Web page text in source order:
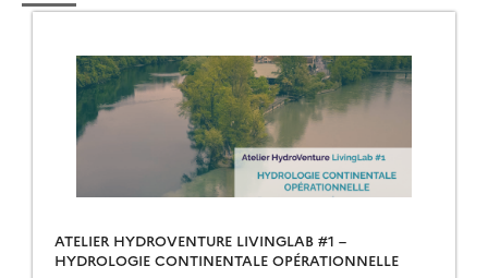
ATELIER HYDROVENTURE LIVINGLAB #1 –
HYDROLOGIE CONTINENTALE OPÉRATIONNELLE